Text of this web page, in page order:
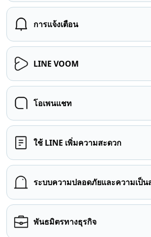
การแจ้งเตือน
LINE VOOM
โอเพนแชท
ใช้ LINE เพิ่มความสะดวก
ระบบความปลอดภัยและความเป็น
พันธมิตรทางธุรกิจ